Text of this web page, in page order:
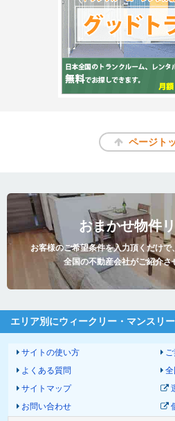
ページト
おまかせ物件
お客様のご希望条件を入力頂くだけ
全国の不動産会社がご紹介さ
エリア別にウィークリー・マンスリ
サイトの使い方
よくある質問
サイトマップ
お問い合わせ